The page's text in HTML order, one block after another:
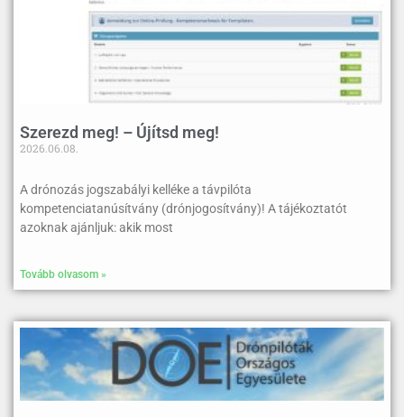
Szerezd meg! – Újítsd meg!
2026.06.08.
A drónozás jogszabályi kelléke a távpilóta
kompetenciatanúsítvány (drónjogosítvány)! A tájékoztatót
azoknak ajánljuk: akik most
Tovább olvasom »